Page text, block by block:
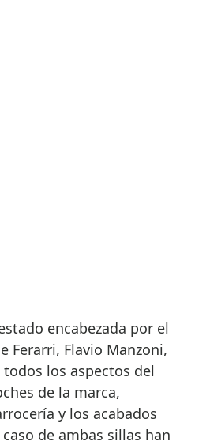
encabezada por el
Ferarri, Flavio Manzoni,
los aspectos del
de la marca,
y los acabados
de ambas sillas han